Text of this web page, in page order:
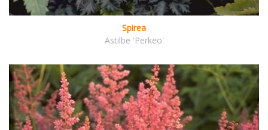
Spirea
Astilbe 'Perkeo'